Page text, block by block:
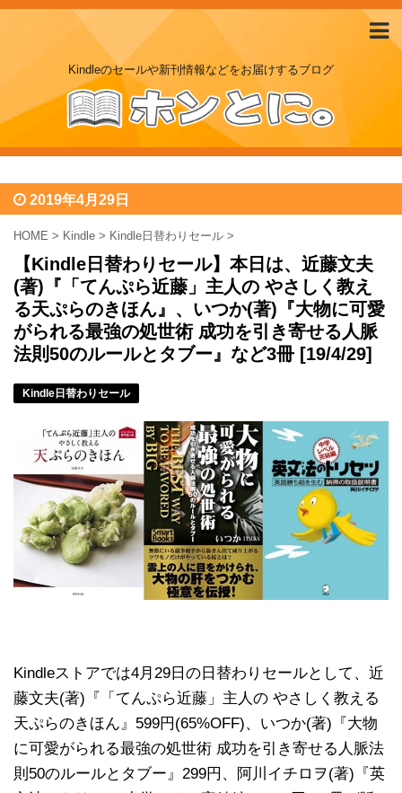
Kindleのセールや新刊情報などをお届けするブログ
2019年4月29日
HOME > Kindle > Kindle日替わりセール >
【Kindle日替わりセール】本日は、近藤文夫
(著)『「てんぷら近藤」主人の やさしく教え
る天ぷらのきほん』、いつか(著)『大物に可愛
がられる最強の処世術 成功を引き寄せる人脈
法則50のルールとタブー』など3冊 [19/4/29]
Kindle日替わりセール
Kindleストアでは4月29日の日替わりセールとして、近
藤文夫(著)『「てんぷら近藤」主人の やさしく教える
天ぷらのきほん』599円(65%OFF)、いつか(著)『大物
に可愛がられる最強の処世術 成功を引き寄せる人脈法
則50のルールとタブー』299円、阿川イチロヲ(著)『英